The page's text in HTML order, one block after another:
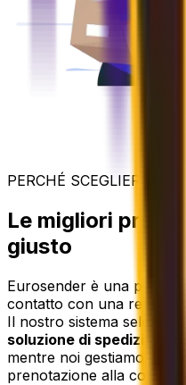
PERCHÉ SCEGLIERCI
Le migliori
giusto
Eurosender è una
contatto con una rete di
Il nostro sistema
soluzione di spedizione
mentre noi gestiamo
prenotazione alla